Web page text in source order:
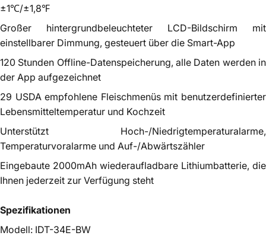
±1℃/±1,8℉
Großer hintergrundbeleuchteter LCD-Bildschirm mit
einstellbarer Dimmung, gesteuert über die Smart-App
120 Stunden Offline-Datenspeicherung, alle Daten werden in
der App aufgezeichnet
29 USDA empfohlene Fleischmenüs mit benutzerdefinierter
Lebensmitteltemperatur und Kochzeit
Unterstützt Hoch-/Niedrigtemperaturalarme,
Temperaturvoralarme und Auf-/Abwärtszähler
Eingebaute 2000mAh wiederaufladbare Lithiumbatterie, die
Ihnen jederzeit zur Verfügung steht
Spezifikationen
Modell: IDT-34E-BW